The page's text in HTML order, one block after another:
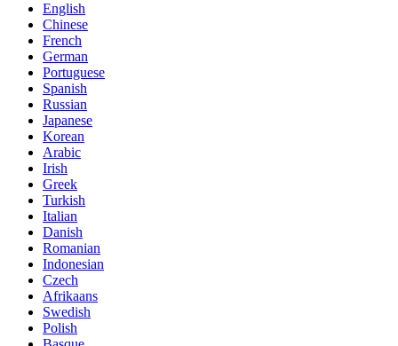
English
Chinese
French
German
Portuguese
Spanish
Russian
Japanese
Korean
Arabic
Irish
Greek
Turkish
Italian
Danish
Romanian
Indonesian
Czech
Afrikaans
Swedish
Polish